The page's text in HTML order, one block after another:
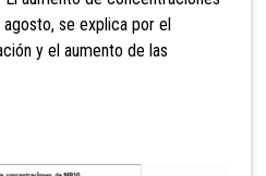
se explica por el
y el aumento de las